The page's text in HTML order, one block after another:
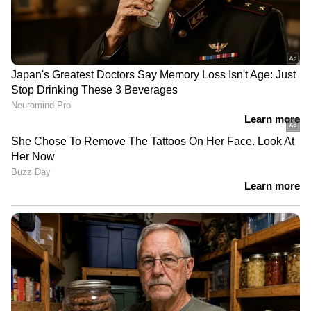
കേരളത്തിലെ എല്ലാ വാർത്തകൾKerala
Newsഅറിയാൻ എപ്പോഴും ഏഷ്യാനെറ്റ്
ന്യൂസ് വാർത്തകൾ.Malayalam News
തത്സമയ അപ്‌ഡേറ്റുകളും ആഴത്തിലുള്ള
വിശകലനവും സമഗ്രമായ റിപ്പോർട്ടിംഗും —
എല്ലാം ഒരൊറ്റ സ്ഥലത്ത്. ഏത് സമയത്തും,
എവിടെയും വിശ്വസനീയമായ വാർത്തകൾ
ലഭിക്കാൻ
ABOUT THE AUTHOR
BB Bibin Babu
2018 മുതല്‍ ഏഷ്യാനെറ്റ് ന്യൂസ് ഓണ്‍ലൈനില്‍
പ്രവര്‍ത്തിക്കുന്നു. നിലവില്‍ ചീഫ് സബ് എഡിറ്റർ.
ജേണലിസത്തില്‍ ബിരുദവും പോസ്റ്റ് ഗ്രാജുവേറ്റ്
ഡിപ്ലോമയും നേടി. കേരള, ദേശീയ, അന്താരാഷ്ട്ര